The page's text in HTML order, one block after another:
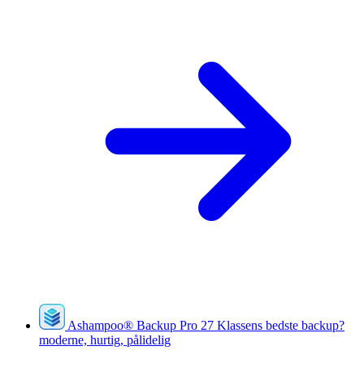
Ashampoo® Backup Pro 27 Klassens bedste backup?
moderne, hurtig, pålidelig